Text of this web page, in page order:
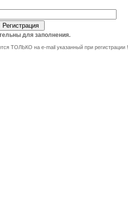
для заполнения.
ТОЛЬКО на e-mail указанный при регистрации !